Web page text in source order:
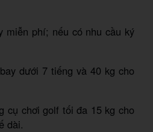
miễn phí; nếu có nhu cầu ký
dưới 7 tiếng và 40 kg cho
cụ chơi golf tối đa 15 kg cho
dài.